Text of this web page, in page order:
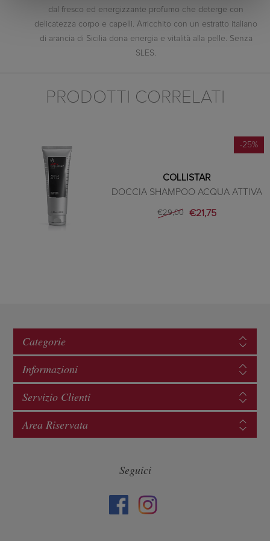
dal fresco ed energizzante profumo che deterge con
delicatezza corpo e capelli. Arricchito con un estratto italiano
di arancia di Sicilia dona energia e vitalità alla pelle. Senza
SLES.
PRODOTTI CORRELATI
-25%
COLLISTAR
DOCCIA SHAMPOO ACQUA ATTIVA
€29,00 €21,75
Categorie
Informazioni
Servizio Clienti
Area Riservata
Seguici